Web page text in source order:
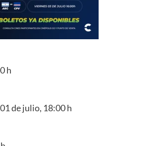
h
de julio, 18:00 h